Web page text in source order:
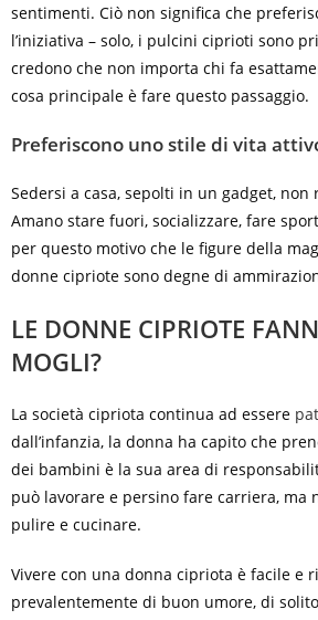
sentimenti. Ciò non significa che
l’iniziativa – solo, i pulcini ciprioti sono
credono che non importa chi fa
cosa principale è fare questo passaggio.
Preferiscono uno stile di vita
Sedersi a casa, sepolti in un gadget,
Amano stare fuori, socializzare, fare
per questo motivo che le figure della
donne cipriote sono degne di
LE DONNE CIPRIOTE
MOGLI?
La società cipriota continua ad essere
dall’infanzia, la donna ha capito che
dei bambini è la sua area di
può lavorare e persino fare carriera, ma
pulire e cucinare.
Vivere con una donna cipriota è facile e
prevalentemente di buon umore, di